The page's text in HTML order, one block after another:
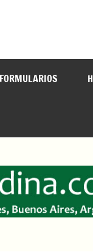
FORMULARIOS